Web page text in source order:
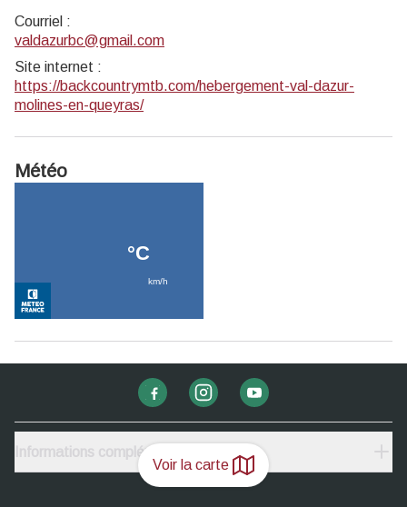
Voir la carte
Courriel :
valdazurbc@gmail.com
Site internet :
https://backcountrymtb.com/hebergement-val-dazur-
molines-en-queyras/
Météo
Informations complémentaires